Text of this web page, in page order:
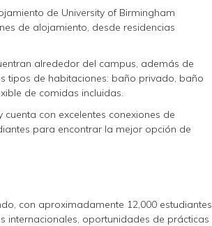
de University of Birmingham
de alojamiento, desde residencias
alrededor del campus, además de
tipos de habitaciones: baño privado, baño
de comidas incluidas.
con excelentes conexiones de
para encontrar la mejor opción de
con aproximadamente 12,000 estudiantes
internacionales, oportunidades de prácticas